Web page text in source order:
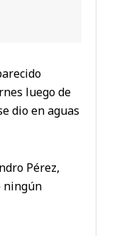
luego de
dio en aguas
Pérez,
ningún